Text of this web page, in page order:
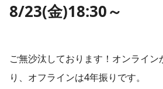
8/23(金)18:30～
ご無沙汰しております！オンライン
り、オフラインは4年振りです。